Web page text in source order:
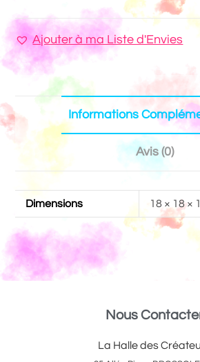
Ajouter à ma Liste d'Envies
Informations
Avis (0)
Dimensions 18 × 18 ×
Nous
La Halle des